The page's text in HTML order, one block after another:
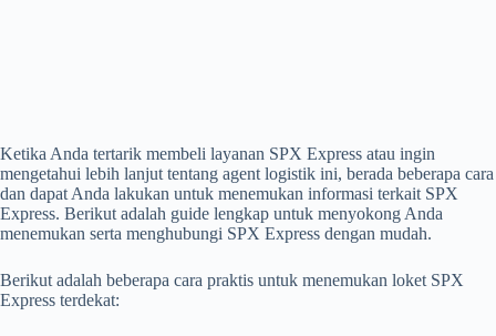
Ketika Anda tertarik membeli layanan SPX Express atau ingin
mengetahui lebih lanjut tentang agent logistik ini, berada beberapa cara
dan dapat Anda lakukan untuk menemukan informasi terkait SPX
Express. Berikut adalah guide lengkap untuk menyokong Anda
menemukan serta menghubungi SPX Express dengan mudah.
Berikut adalah beberapa cara praktis untuk menemukan loket SPX
Express terdekat: